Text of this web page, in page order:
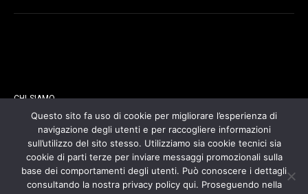
CHI SIAMO
CONTATTI
COOKIES POLICY
Questo sito fa uso di cookie per migliorare l’esperienza di
navigazione degli utenti e per raccogliere informazioni
sull’utilizzo del sito stesso. Utilizziamo sia cookie tecnici sia
cookie di parti terze per inviare messaggi promozionali sulla
base dei comportamenti degli utenti. Può conoscere i dettagli
consultando la nostra privacy policy qui. Proseguendo nella